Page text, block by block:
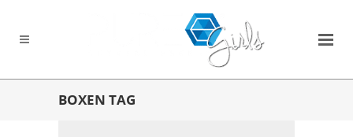
BOXEN TAG